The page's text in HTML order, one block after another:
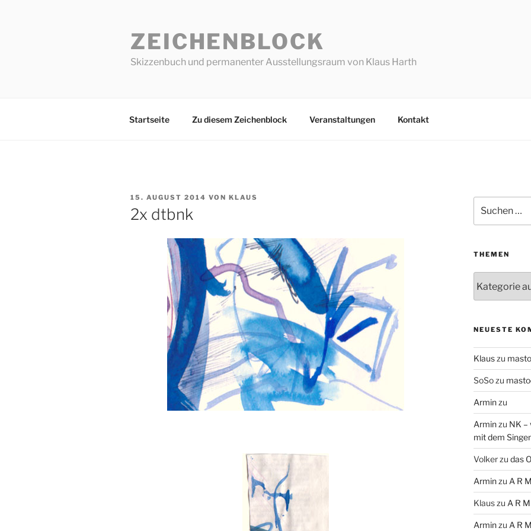
ZEICHENBLOCK
Skizzenbuch und permanenter Ausstellungsraum von Klaus Harth
Startseite Zu diesem Zeichenblock Veranstaltungen Kontakt
VERÖFFENTLICHT
AM
15. AUGUST 2014 VON KLAUS
2x dtbnk
nach:
THEMEN
NEUESTE
Klauszu
SoSozu
Arminzu
Arminzu NK –
mit dem
Volkerzu das
Arminzu A R
Klauszu A R
Arminzu A R